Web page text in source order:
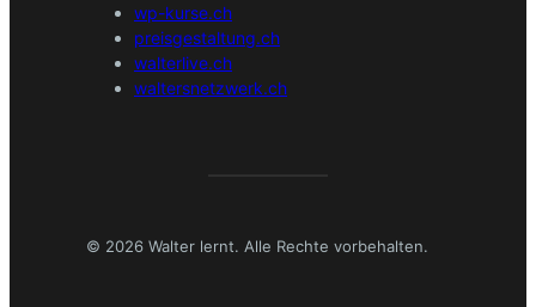
wp-kurse.ch
preisgestaltung.ch
walterlive.ch
waltersnetzwerk.ch
© 2026 Walter lernt. Alle Rechte vorbehalten.